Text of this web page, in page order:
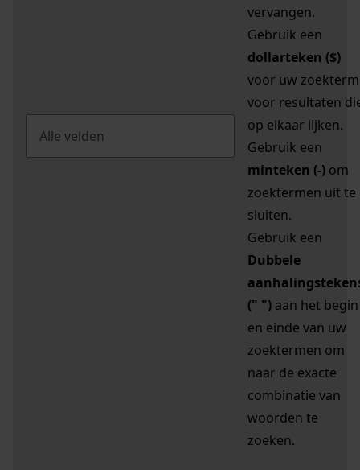
vervangen.
Gebruik een
dollarteken ($)
voor uw zoekterm
voor resultaten
op elkaar lijken.
Gebruik een
minteken (-) om
zoektermen uit te
sluiten.
Gebruik een
Dubbele
(" ") aan het begin
en einde van uw
zoektermen om
naar de exacte
combinatie van
woorden te
zoeken.